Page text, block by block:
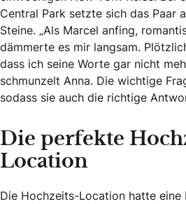
Central Park setzte sich das Paar
Steine. „Als Marcel anfing,
dämmerte es mir langsam.
dass ich seine Worte gar nicht
schmunzelt Anna. Die wichtige
sodass sie auch die richtige
Die perfekte
Location
Die Hochzeits-Location hatte eine